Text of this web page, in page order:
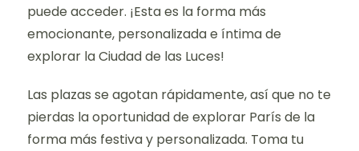
puede acceder. ¡Esta es la forma más
emocionante, personalizada e íntima de
explorar la Ciudad de las Luces!
Las plazas se agotan rápidamente, así que no te
pierdas la oportunidad de explorar París de la
forma más festiva y personalizada. Toma tu